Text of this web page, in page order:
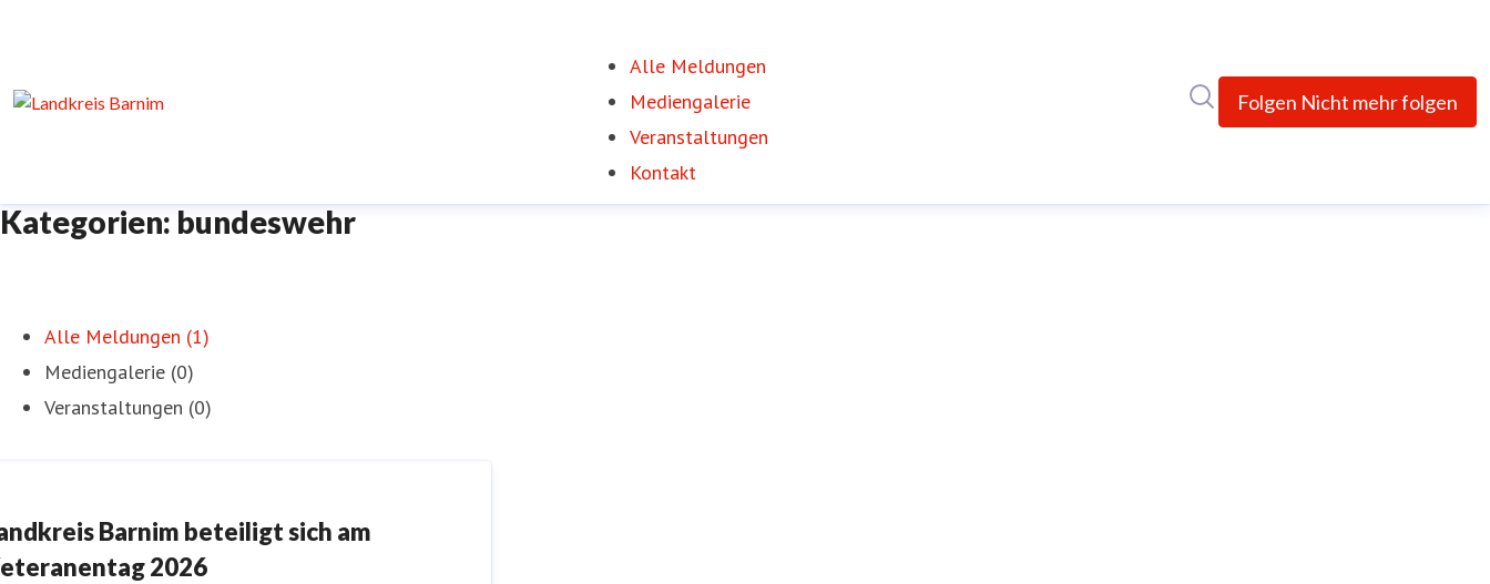
Alle Meldungen
Mediengalerie
Veranstaltungen
Kontakt
Folgen Nicht mehr folgen
Kategorien: bundeswehr
Alle Meldungen (1)
Mediengalerie (0)
Veranstaltungen (0)
Barnim beteiligt sich am
2026